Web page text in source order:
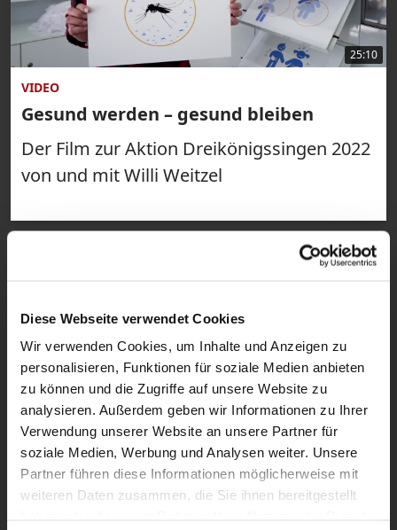
Diese Webseite verwendet Cookies
Wir verwenden Cookies, um Inhalte und Anzeigen zu
personalisieren, Funktionen für soziale Medien anbieten
zu können und die Zugriffe auf unsere Website zu
analysieren. Außerdem geben wir Informationen zu Ihrer
Verwendung unserer Website an unsere Partner für
soziale Medien, Werbung und Analysen weiter. Unsere
Partner führen diese Informationen möglicherweise mit
weiteren Daten zusammen, die Sie ihnen bereitgestellt
25:10
VIDEO
Gesund werden – gesund bleiben
Der Film zur Aktion Dreikönigssingen 2022
von und mit Willi Weitzel
VIDEO
Senegal: Von Katholiken und Kalifen –